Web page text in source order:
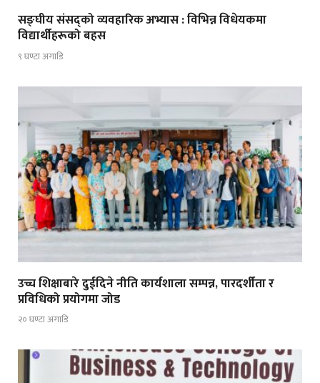
सङ्घीय संसद्को व्यवहारिक अभ्यास : विभिन्न विधेयकमा
विद्यार्थीहरूको बहस
९ घण्टा अगाडि
उच्च शिक्षाबारे दुईदिने नीति कार्यशाला सम्पन्न, पारदर्शीता र
प्रविधिको प्रयोगमा जोड
२० घण्टा अगाडि